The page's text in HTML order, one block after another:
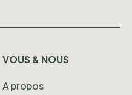
VOUS & NOUS
A propos